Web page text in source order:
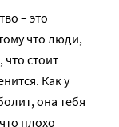
– это
что люди,
стоит
Как у
она тебя
плохо